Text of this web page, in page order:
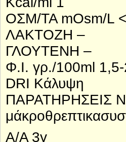
ΟΣΜ/ΤΑ mOsm/L
ΛΑΚΤΟΖΗ –
ΓΛΟΥΤΕΝΗ –
Φ.Ι. γρ./100ml
DRI Κάλυψη
ΠΑΡΑΤΗΡΗΣΕΙΣ Να
Α/Α 3γ